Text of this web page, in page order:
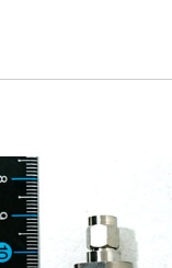
6ヶ月
9ヶ月